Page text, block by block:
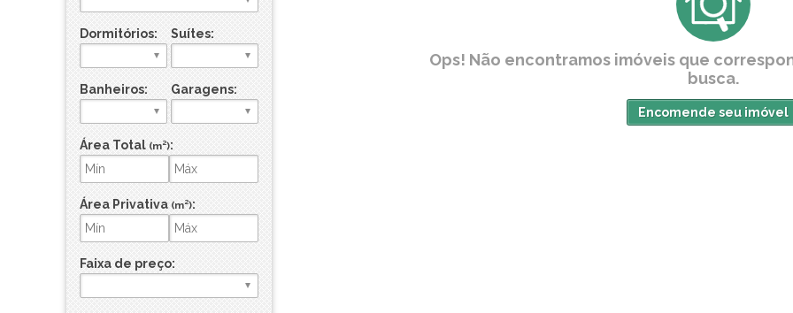
Vila das Fontes (1)
Ops! Não encontramos imóveis que
busca.
Encomende seu imóvel
Dormitórios: Suítes:
Banheiros: Garagens:
Área Total (m²):
Área Privativa (m²):
Faixa de preço: